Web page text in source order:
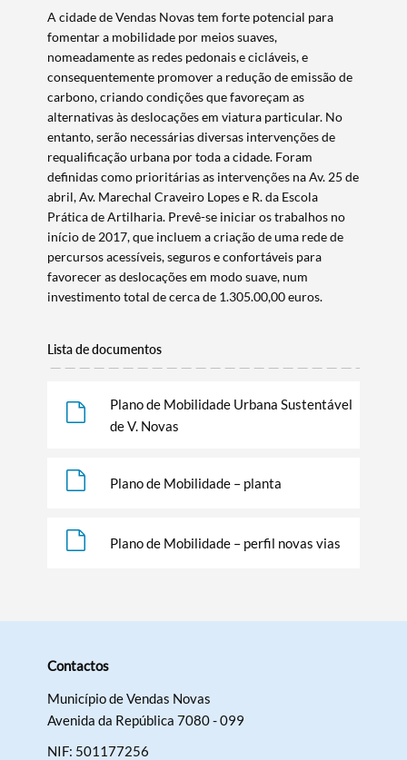
Termo de Pesquisa
Categorias gerais
Filtros
​A cidade de Vendas Novas tem forte potencial para
fomentar a mobilidade por meios suaves,
nomeadamente as redes pedonais e cicláveis, e
consequentemente promover a redução de emissão de
carbono, criando condições que favoreçam as
alternativas às deslocações em viatura particular. No
entanto, serão necessárias diversas intervenções de
requalificação urbana por toda a cidade. Foram
definidas como prioritárias as intervenções na Av. 25 de
abril, Av. Marechal Craveiro Lopes e R. da Escola
Prática de Artilharia. Prevê-se iniciar os trabalhos no
início de 2017, que incluem a criação de uma rede de
percursos acessíveis, seguros e confortáveis para
favorecer as deslocações em modo suave, num
investimento total de cerca de 1.305.00,00 euros.
Lista de documentos
Plano de Mobilidade Urbana Sustentável
de V. Novas
Plano de Mobilidade – planta
Plano de Mobilidade – perfil novas vias
Contactos
Município de Vendas Novas
Avenida da República 7080 - 099
NIF: 501177256